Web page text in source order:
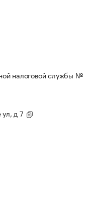
налоговой службы №
д 7